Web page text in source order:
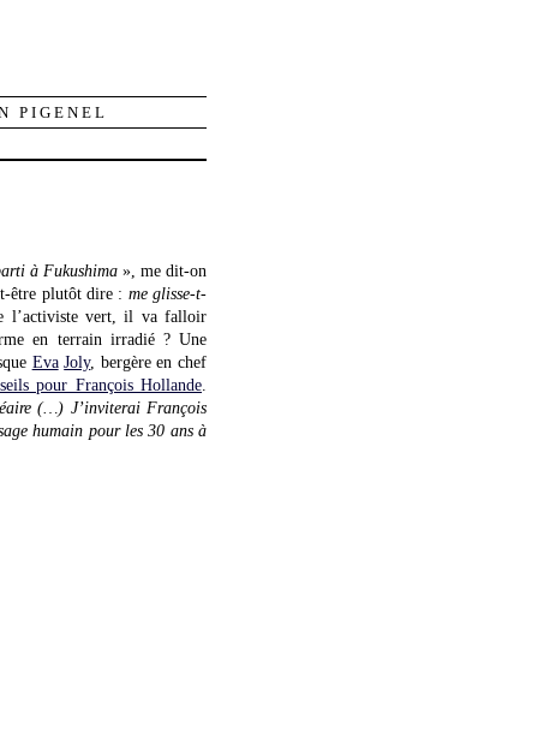
PIGENEL
à Fukushima », me dit-on
être plutôt dire : me glisse-t-
l’activiste vert, il va falloir
en terrain irradié ? Une
Eva Joly, bergère en chef
pour François Hollande
(…) J’inviterai François
humain pour les 30 ans à